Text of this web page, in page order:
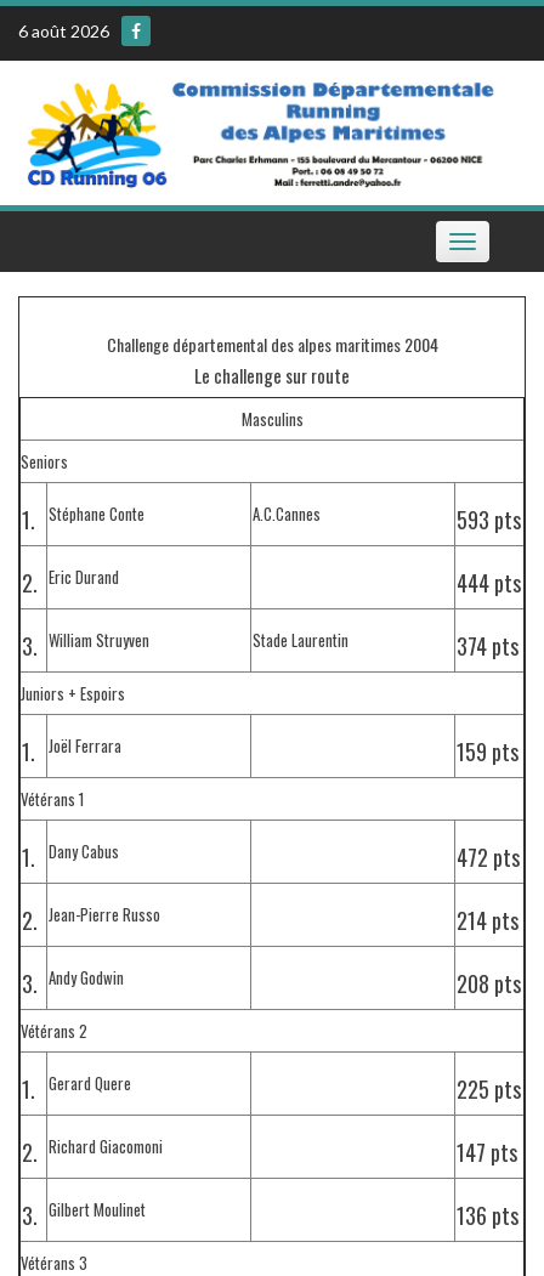
Skip
content
6 août 2026
Toggle
navigation
Challenge départemental des alpes maritimes 2004
Le challenge sur route
Masculins
Seniors
1. Stéphane Conte A.C.Cannes
593 pts
2. Eric Durand
444 pts
3. William Struyven Stade Laurentin 374 pts
Juniors + Espoirs
1. Joël Ferrara 159 pts
Vétérans 1
1. Dany Cabus
472 pts
2. Jean-Pierre Russo
214 pts
3. Andy Godwin 208 pts
Vétérans 2
1. Gerard Quere
225 pts
2. Richard Giacomoni
147 pts
3. Gilbert Moulinet 136 pts
Vétérans 3